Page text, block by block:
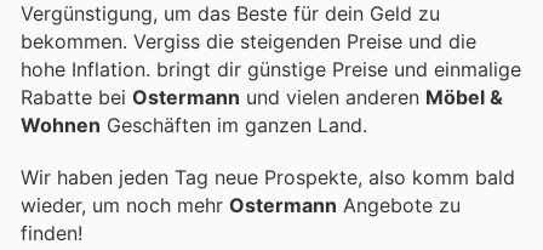
Vergünstigung, um das Beste für dein Geld zu
bekommen. Vergiss die steigenden Preise und die
hohe Inflation. bringt dir günstige Preise und einmalige
Rabatte bei Ostermann und vielen anderen Möbel &
Wohnen Geschäften im ganzen Land.
Wir haben jeden Tag neue Prospekte, also komm bald
wieder, um noch mehr Ostermann Angebote zu
finden!